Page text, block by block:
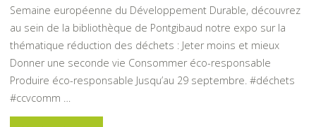
Semaine européenne du Développement Durable, découvrez
au sein de la bibliothèque de Pontgibaud notre expo sur la
thématique réduction des déchets : Jeter moins et mieux
Donner une seconde vie Consommer éco-responsable
Produire éco-responsable Jusqu’au 29 septembre. #déchets
#ccvcomm …